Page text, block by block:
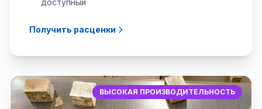
доступный
Получить расценки
ВЫСОКАЯ ПРОИЗВОДИТЕЛЬНОСТЬ